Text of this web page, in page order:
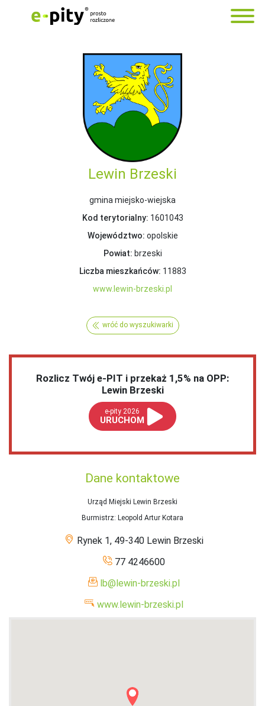
Lewin Brzeski
gmina miejsko-wiejska
Kod terytorialny: 1601043
Województwo: opolskie
Powiat: brzeski
Liczba mieszkańców: 11883
www.lewin-brzeski.pl
wróć do wyszukiwarki
Rozlicz Twój e-PIT i przekaż 1,5% na OPP:
Lewin Brzeski
e-pity 2026
URUCHOM
Dane kontaktowe
Urząd Miejski Lewin Brzeski
Burmistrz: Leopold Artur Kotara
Rynek 1, 49-340 Lewin Brzeski
77 4246600
lb@lewin-brzeski.pl
www.lewin-brzeski.pl